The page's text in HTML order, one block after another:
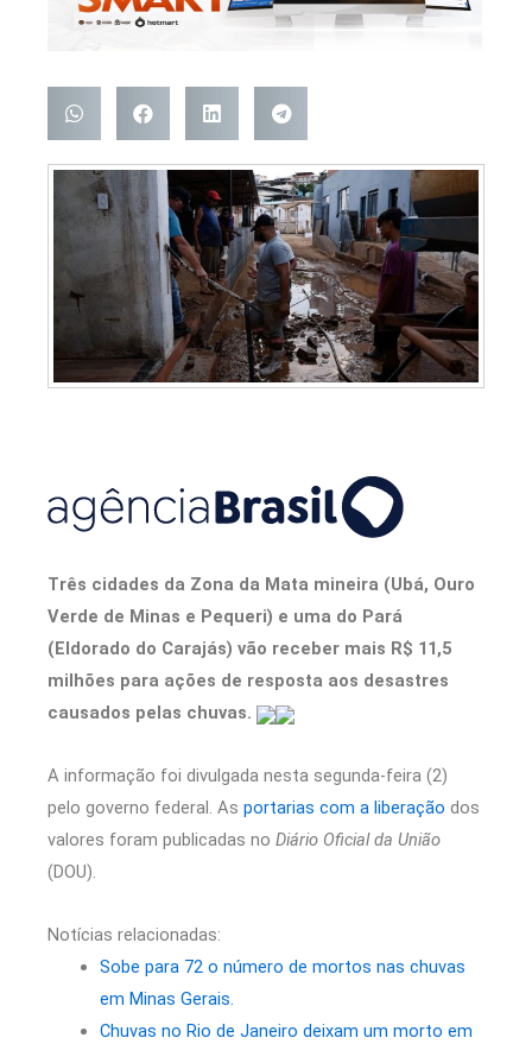
Três cidades da Zona da Mata mineira (Ubá, Ouro
Verde de Minas e Pequeri) e uma do Pará
(Eldorado do Carajás) vão receber mais R$ 11,5
milhões para ações de resposta aos desastres
causados pelas chuvas.
A informação foi divulgada nesta segunda-feira (2)
pelo governo federal. As portarias com a liberação dos
valores foram publicadas no Diário Oficial da União
(DOU).
Notícias relacionadas:
Sobe para 72 o número de mortos nas chuvas
em Minas Gerais.
Chuvas no Rio de Janeiro deixam um morto em